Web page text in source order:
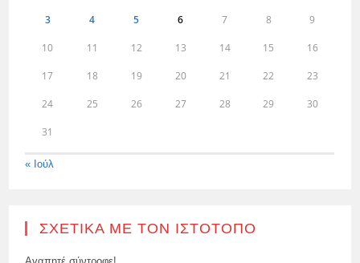
3 4 5 6 7 8 9
10 11 12 13 14 15 16
17 18 19 20 21 22 23
24 25 26 27 28 29 30
31
« Ιούλ
ΣΧΕΤΙΚΆ ΜΕ ΤΟΝ ΙΣΤΌΤΟΠΟ